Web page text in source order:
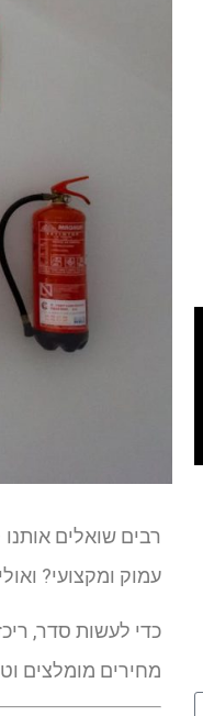
רבים שואלים
עמוק ומקצועי?
כדי לעשות סדר,
מחירים מומלצים